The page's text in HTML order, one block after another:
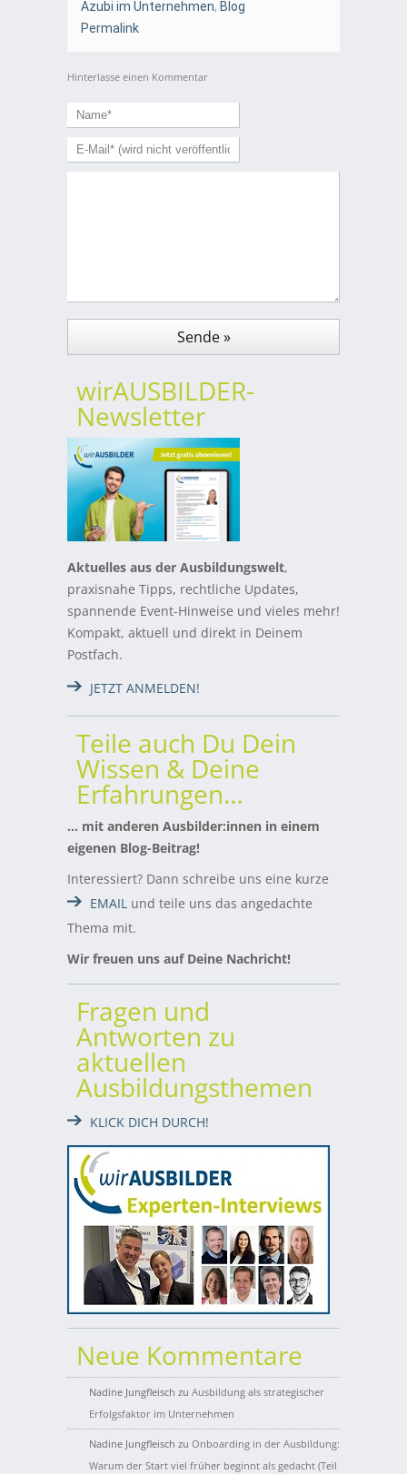
Azubi im Unternehmen, Blog
Permalink
Hinterlasse einen Kommentar
wirAUSBILDER-
Newsletter
Aktuelles aus der Ausbildungswelt,
praxisnahe Tipps, rechtliche Updates,
spannende Event-Hinweise und vieles mehr!
Kompakt, aktuell und direkt in Deinem
Postfach.
JETZT ANMELDEN!
Teile auch Du Dein
Wissen & Deine
Erfahrungen…
… mit anderen Ausbilder:innen in einem
eigenen Blog-Beitrag!
Interessiert? Dann schreibe uns eine kurze
EMAIL und teile uns das angedachte
Thema mit.
Wir freuen uns auf Deine Nachricht!
Fragen und
Antworten zu
aktuellen
Ausbildungsthemen
KLICK DICH DURCH!
Neue Kommentare
Nadine Jungfleisch zu Ausbildung als strategischer
Erfolgsfaktor im Unternehmen
Nadine Jungfleisch zu Onboarding in der Ausbildung:
Warum der Start viel früher beginnt als gedacht (Teil